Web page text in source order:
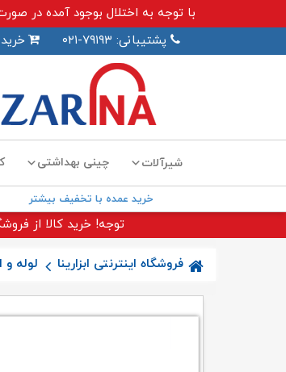
با توجه به اختلال بوجود آمده در صورت عدم
پشتیبانی: ۷۹۱۹۳-۰۲۱
شیرآلات چینی بهداشتی
خرید عمده با تخفیف بیشتر
توجه! خرید کالا از
فروشگاه اینترنتی ابزارینا لوله و